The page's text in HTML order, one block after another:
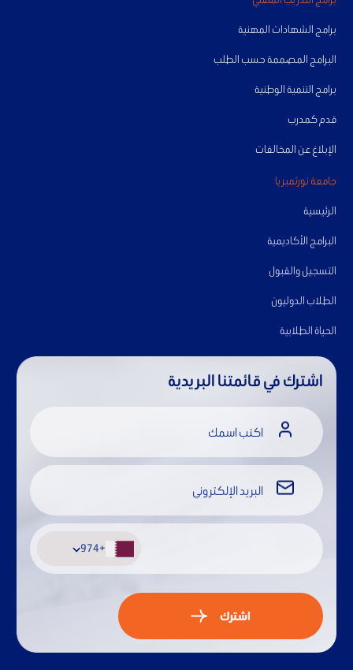
برامج الشهادات المهنية
البرامج المصممة حسب الطلب
برامج التنمية الوطنية
قدم كمدرب
الإبلاغ عن المخالفات
جامعة نورثمبريا
الرئيسية
البرامج الأكاديمية
التسجيل والقبول
الطلاب الدوليون
الحياة الطلابية
اشترك في قائمتنا البريدية
+974
+974
اشترك